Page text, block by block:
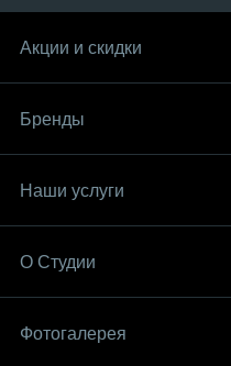
Акции и скидки
Бренды
Наши услуги
О Студии
Фотогалерея